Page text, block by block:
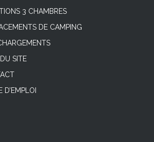
3 CHAMBRES
DE CAMPING
SITE
D’EMPLOI